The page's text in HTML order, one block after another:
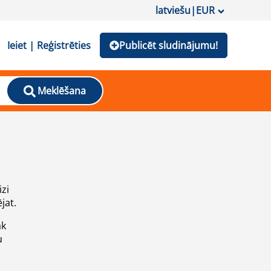
latviešu|EUR
Ieiet | Reģistrēties Publicēt sludinājumu!
Meklēšana